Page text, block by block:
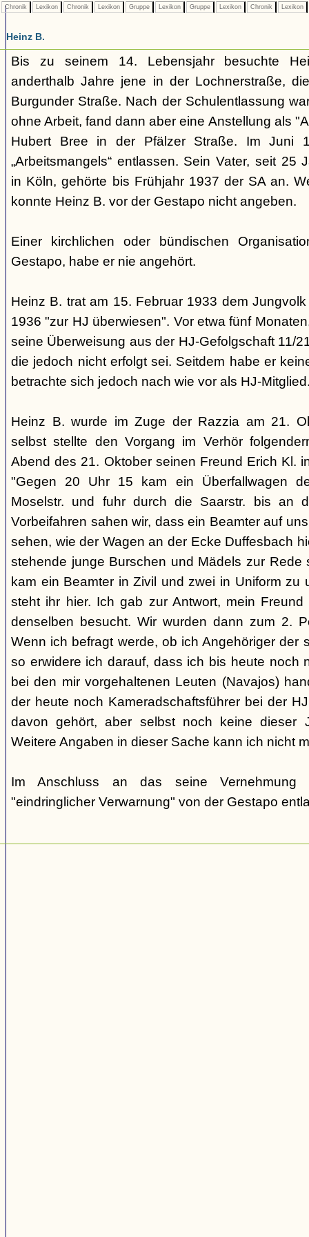
Chronik Lexikon Chronik Lexikon Gruppe Lexikon Gruppe Lexikon Chronik Lexikon
Heinz B.
Bis zu seinem 14. Lebensjahr besuchte
anderthalb Jahre jene in der Lochnerstraße,
Burgunder Straße. Nach der Schulentlassung
ohne Arbeit, fand dann aber eine Anstellung als
Hubert Bree in der Pfälzer Straße. Im Juni
„Arbeitsmangels“ entlassen. Sein Vater, seit 25
in Köln, gehörte bis Frühjahr 1937 der SA an.
konnte Heinz B. vor der Gestapo nicht angeben.
Einer kirchlichen oder bündischen
Gestapo, habe er nie angehört.
Heinz B. trat am 15. Februar 1933 dem
1936 "zur HJ überwiesen". Vor etwa fünf
seine Überweisung aus der HJ-Gefolgschaft 11/
die jedoch nicht erfolgt sei. Seitdem habe er
betrachte sich jedoch nach wie vor als HJ-
Heinz B. wurde im Zuge der Razzia am 21.
selbst stellte den Vorgang im Verhör
Abend des 21. Oktober seinen Freund Erich Kl.
"Gegen 20 Uhr 15 kam ein Überfallwagen
Moselstr. und fuhr durch die Saarstr. bis an
Vorbeifahren sahen wir, dass ein Beamter auf
sehen, wie der Wagen an der Ecke Duffesbach
stehende junge Burschen und Mädels zur Rede
kam ein Beamter in Zivil und zwei in Uniform zu
steht ihr hier. Ich gab zur Antwort, mein
denselben besucht. Wir wurden dann zum 2.
Wenn ich befragt werde, ob ich Angehöriger der
so erwidere ich darauf, dass ich bis heute noch
bei den mir vorgehaltenen Leuten (Navajos)
der heute noch Kameradschaftsführer bei der
davon gehört, aber selbst noch keine dieser
Weitere Angaben in dieser Sache kann ich nicht
Im Anschluss an das seine
"eindringlicher Verwarnung" von der Gestapo